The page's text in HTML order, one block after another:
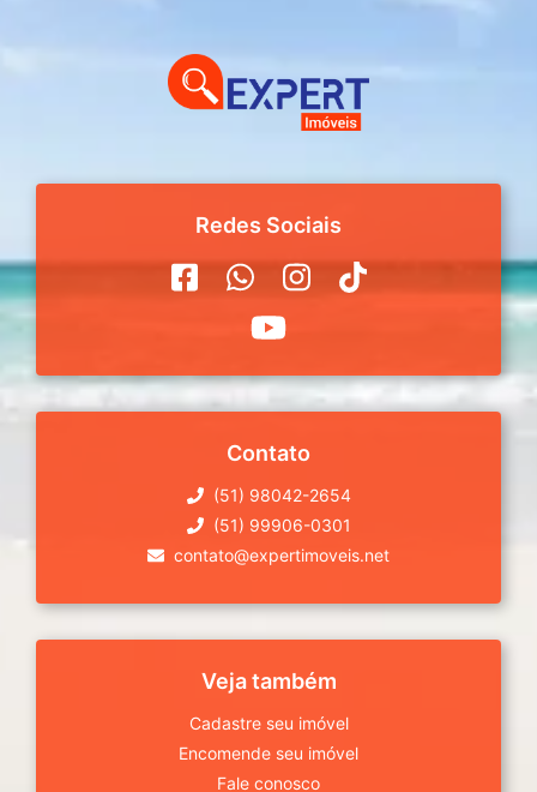
Redes Sociais
Contato
(51) 98042-2654
(51) 99906-0301
contato@expertimoveis.net
Veja também
Cadastre seu imóvel
Encomende seu imóvel
Fale conosco